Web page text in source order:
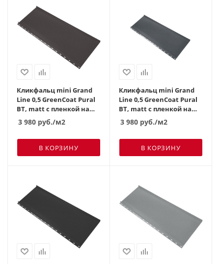
Кликфальц mini Grand
Line 0,5 GreenCoat Pural
BT, matt с пленкой на
замках RR 32 темно-
коричневый (RAL 8019
3 980 руб./м2
В КОРЗИНУ
Кликфальц mini Grand
Line 0,5 GreenCoat Pural
BT, matt с пленкой на
замках RR 23 темно-
серый (RAL 7024 мокрый
3 980 руб./м2
В КОРЗИНУ